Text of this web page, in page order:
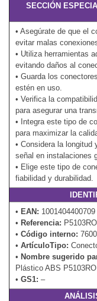
SECCIÓN
• Asegúrate de que el
evitar malas
• Utiliza herramientas
evitando daños al
• Guarda los
estén en uso.
• Verifica la
para asegurar una
• Integra este tipo de
para maximizar la
• Considera la longitud
señal en instalaciones
• Elige este tipo de
fiabilidad y durabilidad.
• EAN: 1001404400709
• Referencia: P5103RO
• Código interno:
• ArtículoTipo:
• Nombre sugerido
Plástico ABS P5103RO
• GS1: –